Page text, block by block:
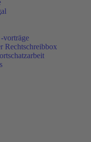
vorträge
Rechtschreibbox